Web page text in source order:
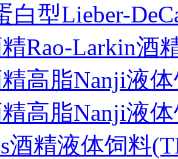
白型Lieber-
Rao-Larkin酒
高脂Nanji液
高脂Nanji液
酒精液体饲料